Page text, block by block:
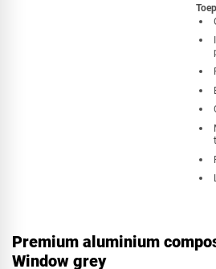
Premium aluminium
Window grey